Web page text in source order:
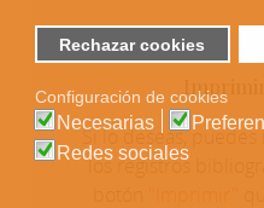
Rechazar cookies
Configuración de cookies
Necesarias
Redes sociales
Si lo deseas,
los registros